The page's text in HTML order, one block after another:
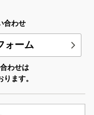
合わせ
ォーム
わせは
ます。